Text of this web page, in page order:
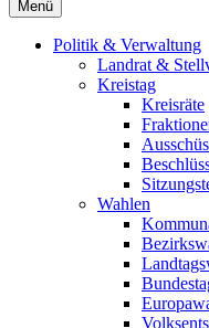
Menü
Politik & Verwaltung
Landrat &
Kreistag
Kreisräte
Wahlen